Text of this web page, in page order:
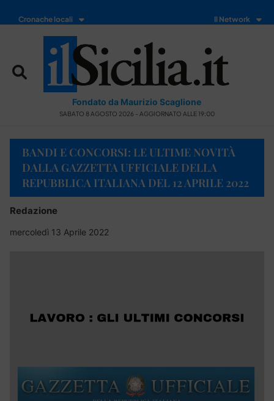
Cronache locali Il Network
Fondato da Maurizio Scaglione
SABATO 8 AGOSTO 2026 - AGGIORNATO ALLE 19:00
BANDI E CONCORSI: LE ULTIME NOVITÀ
DALLA GAZZETTA UFFICIALE DELLA
REPUBBLICA ITALIANA DEL 12 APRILE 2022
Redazione
mercoledì 13 Aprile 2022